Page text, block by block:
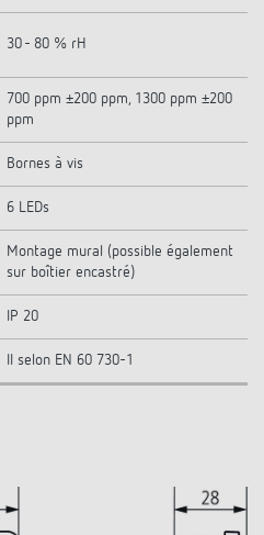
30 - 80 % rH
700 ppm ±200 ppm, 1300 ppm ±200
ppm
Bornes à vis
6 LEDs
Montage mural (possible également
sur boîtier encastré)
IP 20
II selon EN 60 730-1